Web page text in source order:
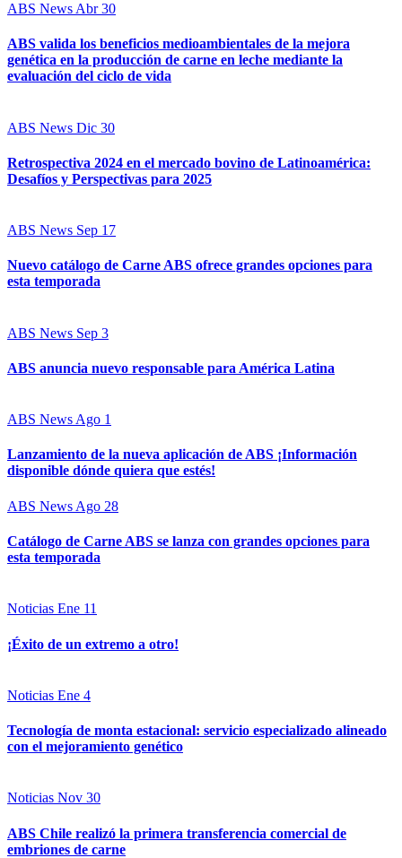
ABS News Abr 30
ABS valida los beneficios medioambientales de la mejora
genética en la producción de carne en leche mediante la
evaluación del ciclo de vida
ABS News Dic 30
Retrospectiva 2024 en el mercado bovino de Latinoamérica:
Desafíos y Perspectivas para 2025
ABS News Sep 17
Nuevo catálogo de Carne ABS ofrece grandes opciones para
esta temporada
ABS News Sep 3
ABS anuncia nuevo responsable para América Latina
ABS News Ago 1
Lanzamiento de la nueva aplicación de ABS ¡Información
disponible dónde quiera que estés!
ABS News Ago 28
Catálogo de Carne ABS se lanza con grandes opciones para
esta temporada
Noticias Ene 11
¡Éxito de un extremo a otro!
Noticias Ene 4
Tecnología de monta estacional: servicio especializado alineado
con el mejoramiento genético
Noticias Nov 30
ABS Chile realizó la primera transferencia comercial de
embriones de carne